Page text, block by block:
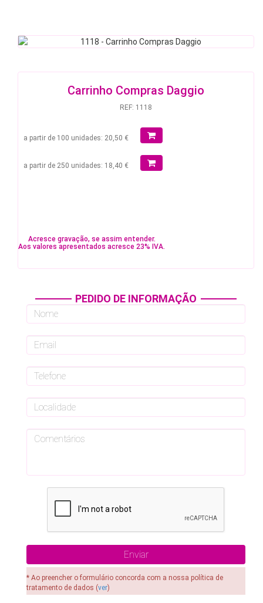
Carrinho Compras Daggio
REF: 1118
a partir de 100 unidades: 20,50 €
a partir de 250 unidades: 18,40 €
Acresce gravação, se assim entender.
Aos valores apresentados acresce 23% IVA.
PEDIDO DE INFORMAÇÃO
* Ao preencher o formulário concorda com a nossa política de
tratamento de dados (ver)